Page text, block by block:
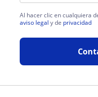
Al hacer clic en cualquiera
aviso legal y de privacidad